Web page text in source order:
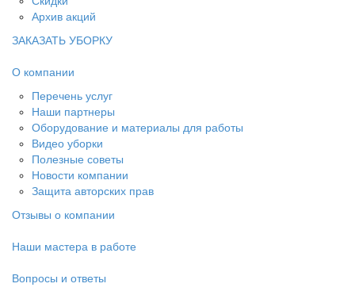
Архив акций
ЗАКАЗАТЬ УБОРКУ
О компании
Перечень услуг
Наши партнеры
Оборудование и материалы для работы
Видео уборки
Полезные советы
Новости компании
Защита авторских прав
Отзывы о компании
Наши мастера в работе
Вопросы и ответы